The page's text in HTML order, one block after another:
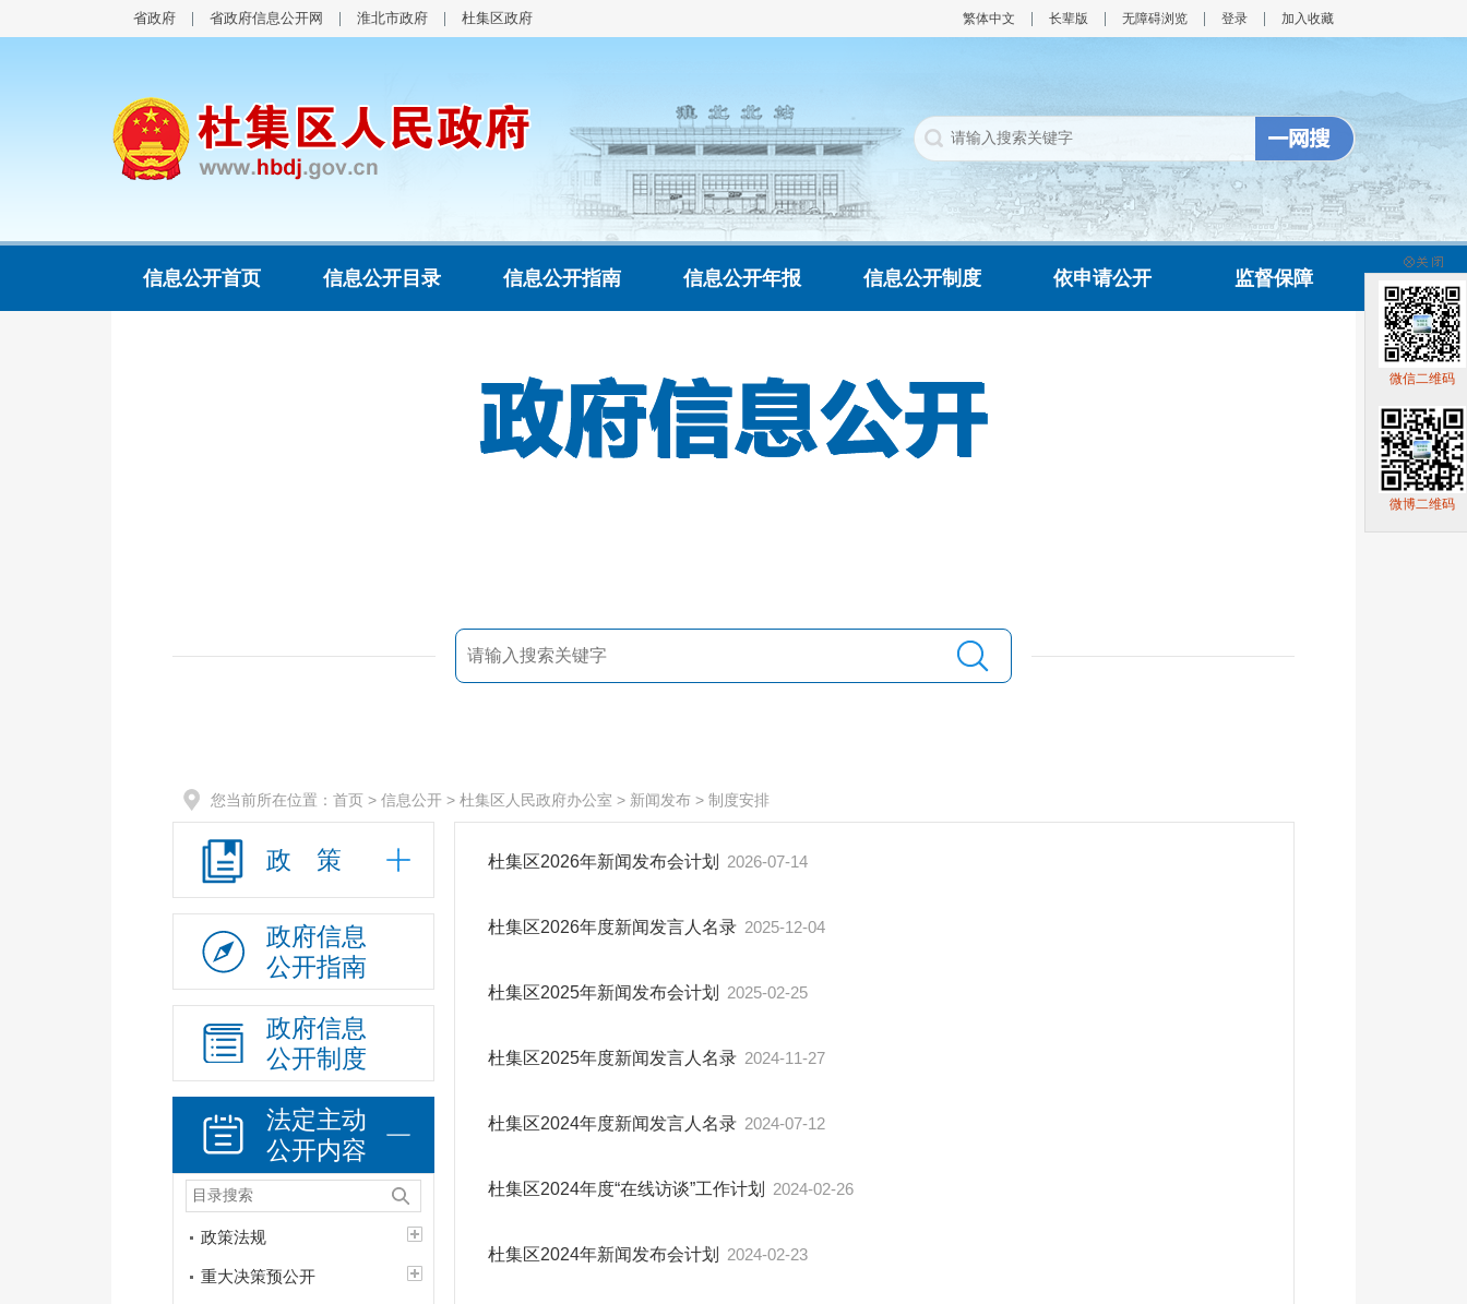
省政府 省政府信息公开网 淮北市政府 杜集区政府 繁体中文 长辈版 无障碍浏览 登录 加入收藏
信息公开首页 信息公开目录 信息公开指南 信息公开年报 信息公开制度 依申请公开 监督保障
您当前所在位置： 首页 > 信息公开 > 杜集区人民政府办公室 > 新闻发布 > 制度安排
政 策
政府信息
公开指南
政府信息
公开制度
法定主动
公开内容
政策法规
重大决策预公开
杜集区2026年新闻发布会计划 2026-07-14
杜集区2026年度新闻发言人名录 2025-12-04
杜集区2025年新闻发布会计划 2025-02-25
杜集区2025年度新闻发言人名录 2024-11-27
杜集区2024年度新闻发言人名录 2024-07-12
杜集区2024年度“在线访谈”工作计划 2024-02-26
杜集区2024年新闻发布会计划 2024-02-23
微信二维码
微博二维码